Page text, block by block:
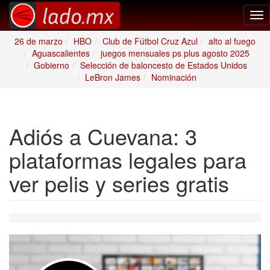
26 de marzo
HBO Club de Fútbol Cruz Azul
alto al fuego
Aguascalientes
juegos mensuales ps plus agosto 2025
Gobierno
Selección de baloncesto de Estados Unidos
LeBron James
Nominación
Adiós a Cuevana: 3
plataformas legales para
ver pelis y series gratis